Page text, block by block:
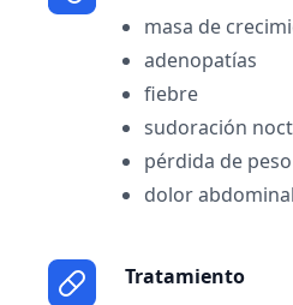
masa de
adenopatías
fiebre
sudoración
pérdida de peso
dolor abdominal
Tratamiento